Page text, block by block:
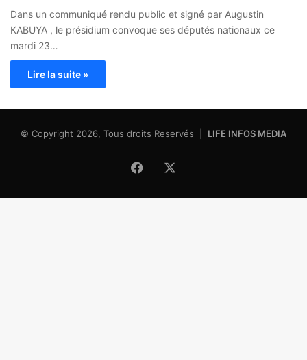
Dans un communiqué rendu public et signé par Augustin
KABUYA , le présidium convoque ses députés nationaux ce
mardi 23…
Lire la suite »
© Copyright 2026, Tous droits Reservés | LIFE INFOS MEDIA
Facebook